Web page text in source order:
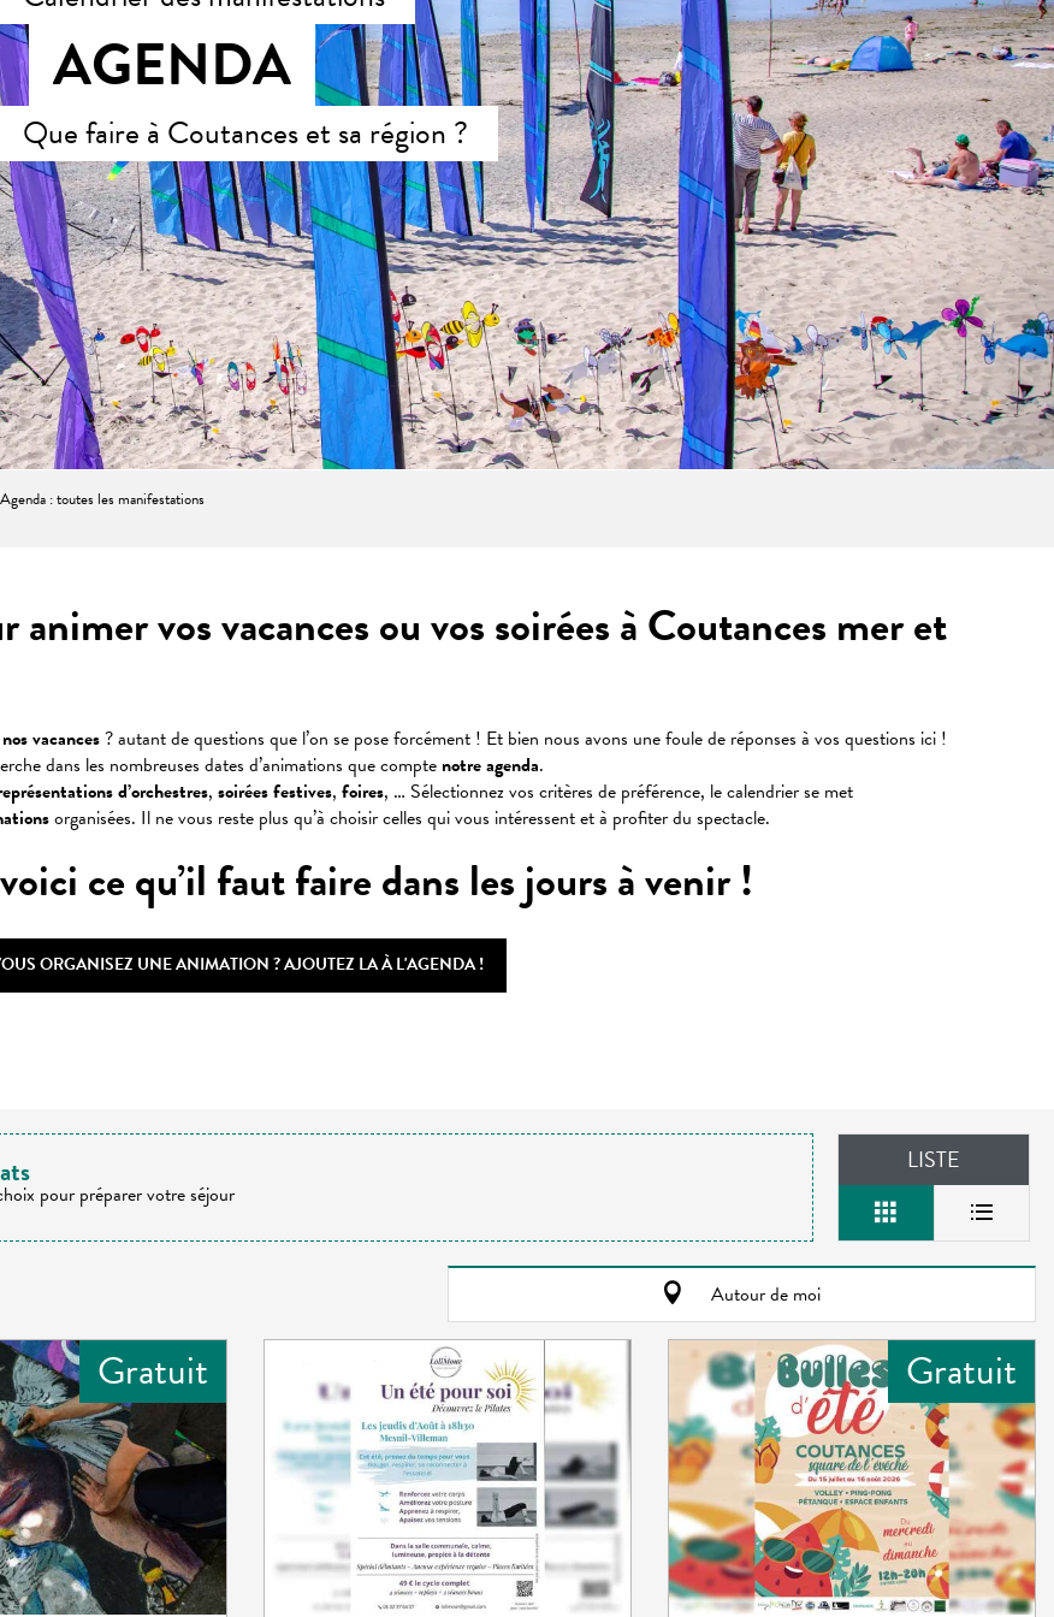
AGENDA
Que faire à Coutances et sa région ?
Agenda : toutes les manifestations
vos vacances ou vos soirées à Coutances mer et
nos vacances? autant de questions que l’on se pose forcément ! Et bien nous avons une foule de réponses à vos questions ici !
dans les nombreuses dates d’animations que compte notre agenda.
d’orchestres, soiréesfestives, foires, … Sélectionnez vos critères de préférence, le calendrier se met
organisées. Il ne vous reste plus qu’à choisir celles qui vous intéressent et à profiter du spectacle.
ce qu’il faut faire dans les jours à venir !
ORGANISEZ UNE ANIMATION ? AJOUTEZ LA À L'AGENDA !
pour préparer votre séjour
LISTE
Autour de moi
Gratuit Gratuit